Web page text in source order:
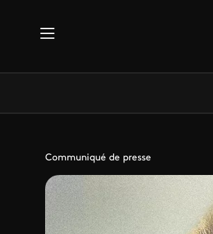
Communiqué de presse